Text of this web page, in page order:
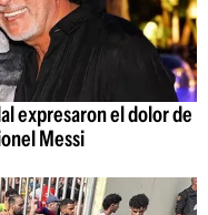
expresaron el dolor de
Messi